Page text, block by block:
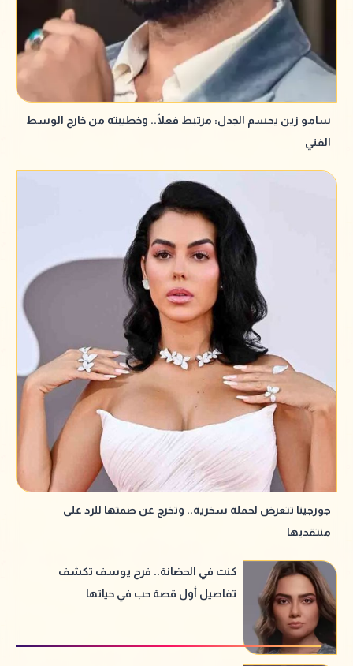
سامو زين يحسم الجدل: مرتبط فعلًا.. وخطيبته من خارج الوسط
الفني
جورجينا تتعرض لحملة سخرية.. وتخرج عن صمتها للرد على
منتقديها
كنت في الحضانة.. فرح يوسف تكشف
تفاصيل أول قصة حب في حياتها